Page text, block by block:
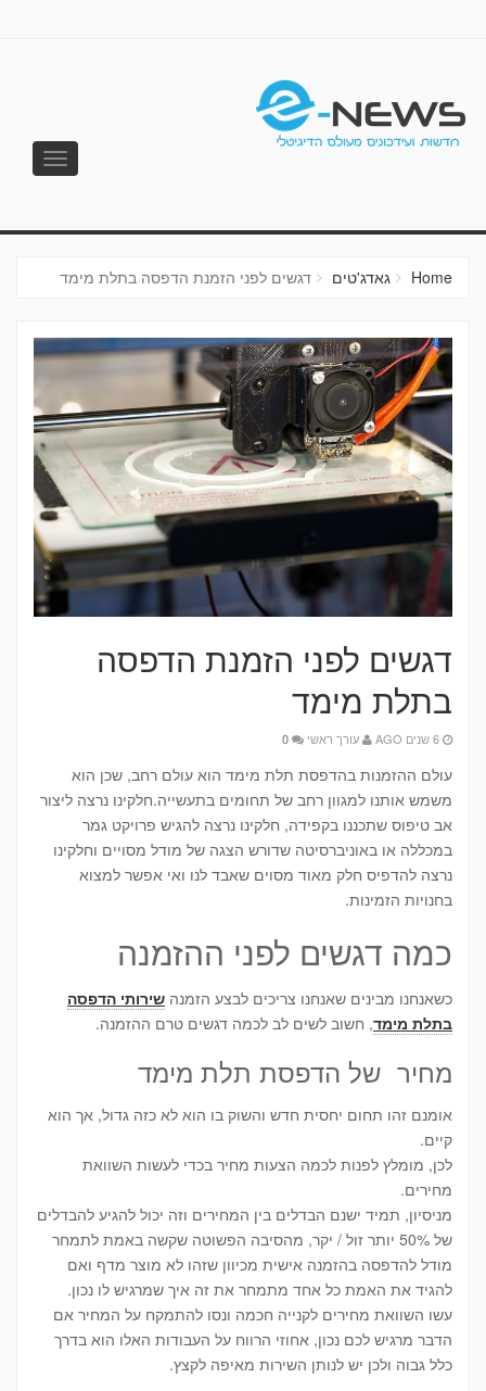
Toggle
Home גאדג'טים דגשים לפני הזמנת הדפסה בתלת מימד
דגשים לפני הזמנת הדפסה
בתלת מימד
עורך ראשי 0
עולם ההזמנות בהדפסת תלת מימד הוא עולם רחב, שכן הוא
משמש אותנו למגוון רחב של תחומים בתעשייה.חלקינו נרצה ליצור
אב טיפוס שתכננו בקפידה, חלקינו נרצה להגיש פרויקט גמר
במכללה או באוניברסיטה שדורש הצגה של מודל מסויים וחלקינו
נרצה להדפיס חלק מאוד מסוים שאבד לנו ואי אפשר למצוא
בחנויות הזמינות.
כמה דגשים לפני ההזמנה
כשאנחנו מבינים שאנחנו צריכים לבצע הזמנה שירותי הדפסה
בתלת מימד, חשוב לשים לב לכמה דגשים טרם ההזמנה.
מחיר של הדפסת תלת מימד
אומנם זהו תחום יחסית חדש והשוק בו הוא לא כזה גדול, אך הוא
קיים.
לכן, מומלץ לפנות לכמה הצעות מחיר בכדי לעשות השוואת
מחירים.
מניסיון, תמיד ישנם הבדלים בין המחירים וזה יכול להגיע להבדלים
של 50% יותר זול / יקר, מהסיבה הפשוטה שקשה באמת לתמחר
מודל להדפסה בהזמנה אישית מכיוון שזהו לא מוצר מדף ואם
להגיד את האמת כל אחד מתמחר את זה איך שמרגיש לו נכון.
עשו השוואת מחירים לקנייה חכמה ונסו להתמקח על המחיר אם
הדבר מרגיש לכם נכון, אחוזי הרווח על העבודות האלו הוא בדרך
כלל גבוה ולכן יש לנותן השירות מאיפה לקצץ.